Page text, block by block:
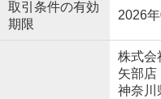
取引条件の有効
期限
2026
株式
矢部店
神奈川